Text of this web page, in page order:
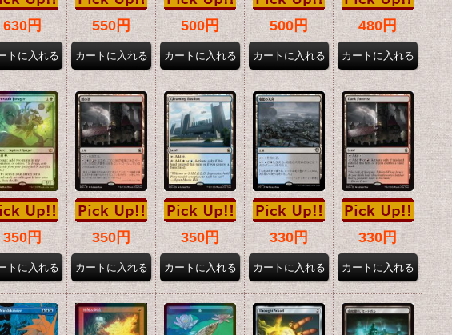
630円 550円 500円 500円 480円
350円 350円 350円 330円 330円